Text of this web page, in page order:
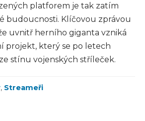
platforem je tak zatím
budoucnosti. Klíčovou zprávou
uvnitř herního giganta vzniká
projekt, který se po letech
stínu vojenských stříleček.
, Streameři